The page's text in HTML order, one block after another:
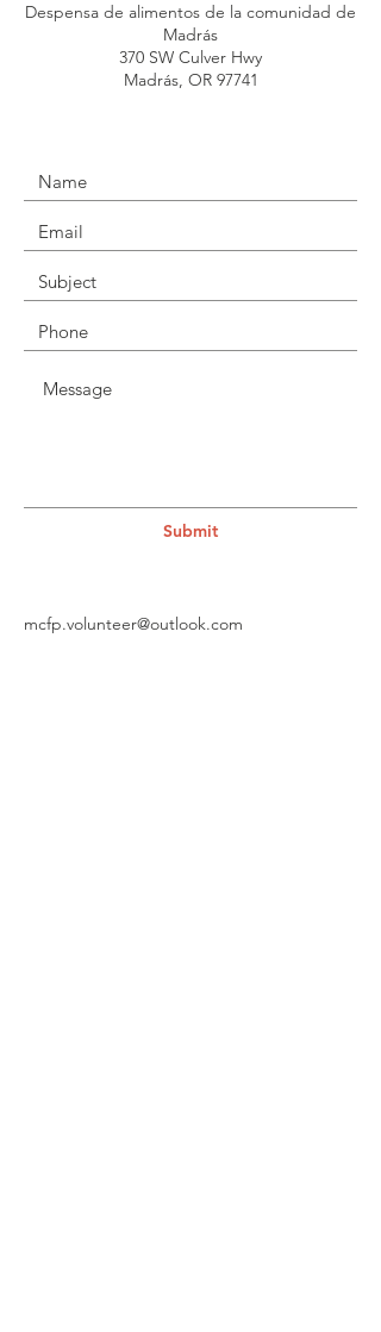
Despensa de alimentos de la comunidad de
Madrás
370 SW Culver Hwy
Madrás, OR 97741
Submit
mcfp.volunteer@outlook.com